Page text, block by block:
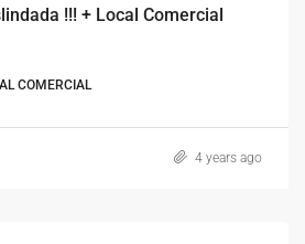
!!! + Local Comercial
COMERCIAL
4 years ago